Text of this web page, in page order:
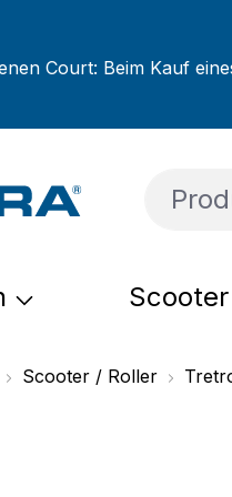
Court: Beim Kauf
Scooter
Scooter / Roller